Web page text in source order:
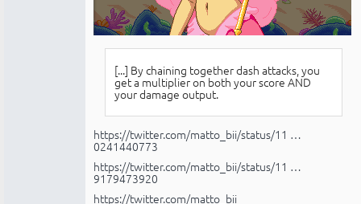
[...] By chaining together dash attacks, you
get a multiplier on both your score AND
your damage output.
https://twitter.com/matto_bii/status/11 …
0241440773
https://twitter.com/matto_bii/status/11 …
9179473920
https://twitter.com/matto_bii